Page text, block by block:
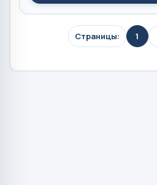
Страницы: 1